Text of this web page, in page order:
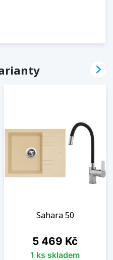
Sahara 50
Cena
5 469 Kč
1 ks skladem
